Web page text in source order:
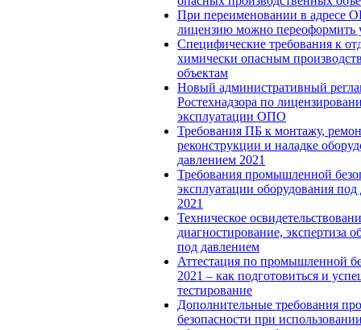
При переименовании в адресе
лицензию можно переоформить
Специфические требования к
химически опасным
объектам
Новый административный
Ростехнадзора по
эксплуатации ОПО
Требования ПБ к монтажу,
реконструкции и наладке
давлением 2021
Требования промышленной
эксплуатации оборудования
2021
Техническое
диагностирование, экспертиза
под давлением
Аттестация по промышленной
2021 – как подготовиться и
тестирование
Дополнительные требования
безопасности при